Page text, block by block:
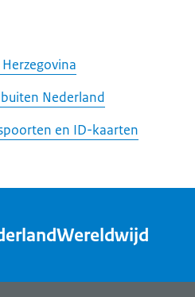
Nederland
en ID-kaarten